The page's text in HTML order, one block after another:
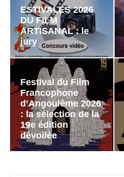
ESTIVALES 2026
DU FILM
ARTISANAL : le
jury
Festival du Film
Francophone
d’Angoulême 2026
: la sélection de la
19e édition
dévoilée